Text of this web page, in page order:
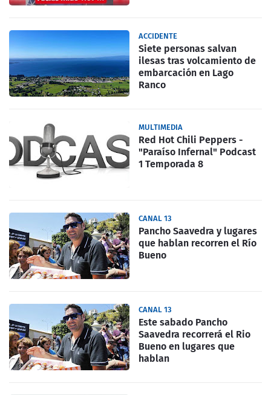
ACCIDENTE
Siete personas salvan
ilesas tras volcamiento de
embarcación en Lago
Ranco
MULTIMEDIA
Red Hot Chili Peppers -
"Paraíso Infernal" Podcast
1 Temporada 8
CANAL 13
Pancho Saavedra y lugares
que hablan recorren el Río
Bueno
CANAL 13
Este sabado Pancho
Saavedra recorrerá el Rio
Bueno en lugares que
hablan